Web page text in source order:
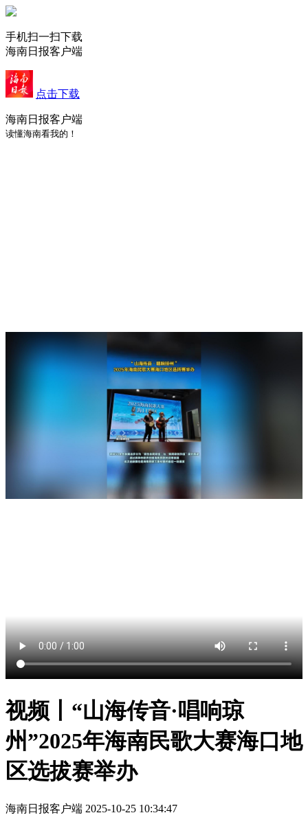
手机扫一扫下载
海南日报客户端
点击下载
海南日报客户端
读懂海南看我的！
视频丨“山海传音·唱响琼
州”2025年海南民歌大赛海口地
区选拔赛举办
海南日报客户端 2025-10-25 10:34:47